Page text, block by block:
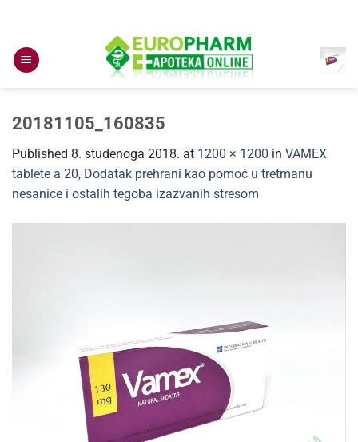
content
20181105_160835
Published 8. studenoga 2018. at 1200 × 1200 in VAMEX
tablete a 20, Dodatak prehrani kao pomoć u tretmanu
nesanice i ostalih tegoba izazvanih stresom